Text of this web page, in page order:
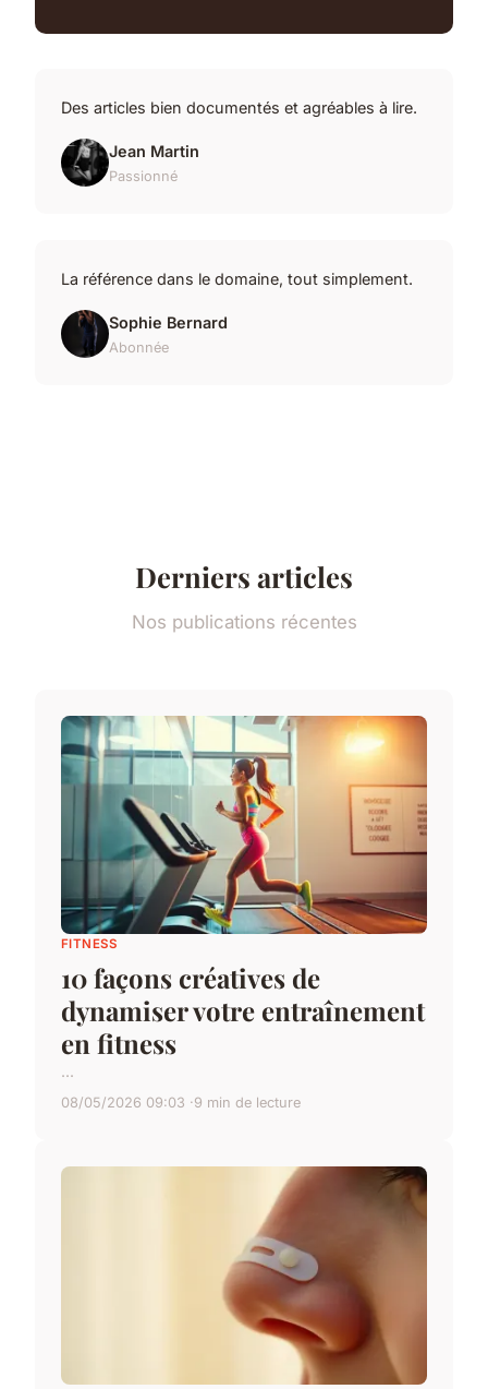
Des articles bien documentés et agréables à lire.
Jean Martin
Passionné
La référence dans le domaine, tout simplement.
Sophie Bernard
Abonnée
Derniers articles
Nos publications récentes
FITNESS
10 façons créatives de
dynamiser votre entraînement
en fitness
...
08/05/2026 09:03 9 min de lecture